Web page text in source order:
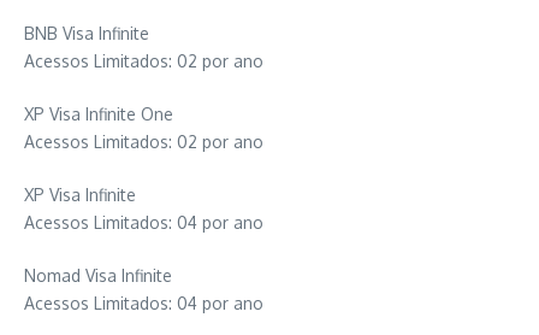
BNB Visa Infinite
Acessos Limitados: 02 por ano
XP Visa Infinite One
Acessos Limitados: 02 por ano
XP Visa Infinite
Acessos Limitados: 04 por ano
Nomad Visa Infinite
Acessos Limitados: 04 por ano